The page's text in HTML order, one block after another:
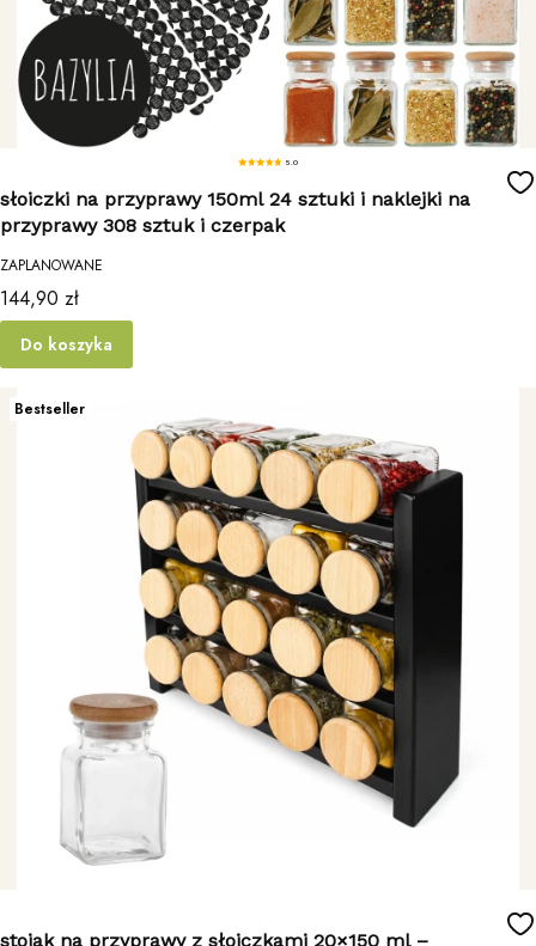
5.0
słoiczki na przyprawy 150ml 24 sztuki i naklejki na
przyprawy 308 sztuk i czerpak
ZAPLANOWANE
Cena
144,90 zł
Do koszyka
Bestseller
stojak na przyprawy z słoiczkami 20×150 ml –